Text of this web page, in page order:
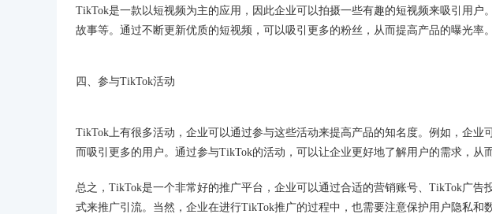
TikTok是一款以短视频为主的应用，因此企业可以拍摄一些有趣的短视频来吸引用户
故事等。通过不断更新优质的短视频，可以吸引更多的粉丝，从而提高产品的曝光率。
四、参与TikTok活动
TikTok上有很多活动，企业可以通过参与这些活动来提高产品的知名度。例如，企业
而吸引更多的用户。通过参与TikTok的活动，可以让企业更好地了解用户的需求，从
总之，TikTok是一个非常好的推广平台，企业可以通过合适的营销账号、TikTok广告
式来推广引流。当然，企业在进行TikTok推广的过程中，也需要注意保护用户隐私和